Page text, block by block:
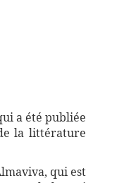
a été publiée
la littérature
qui est